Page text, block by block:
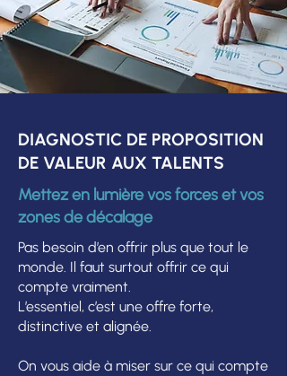
DIAGNOSTIC DE PROPOSITION
DE VALEUR AUX TALENTS
Mettez en lumière vos forces et vos
zones de décalage
Pas besoin d’en offrir plus que tout le
monde. Il faut surtout offrir ce qui
compte vraiment.
L’essentiel, c’est une offre forte,
distinctive et alignée.
On vous aide à miser sur ce qui compte